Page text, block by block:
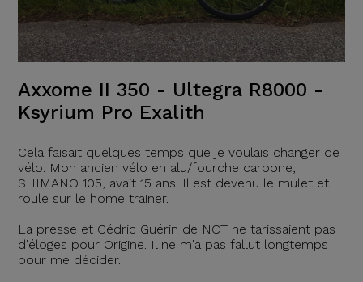
Axxome II 350 - Ultegra R8000 -
Ksyrium Pro Exalith
Cela faisait quelques temps que je voulais changer de
vélo. Mon ancien vélo en alu/fourche carbone,
SHIMANO 105, avait 15 ans. Il est devenu le mulet et
roule sur le home trainer.
La presse et Cédric Guérin de NCT ne tarissaient pas
d'éloges pour Origine. Il ne m'a pas fallut longtemps
pour me décider.